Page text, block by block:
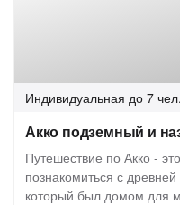
Индивидуальная до 7 чел.
Акко подземный и
Путешествие по Акко -
познакомиться с
который был домом для